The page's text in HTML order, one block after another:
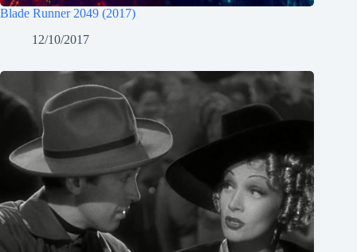
Blade Runner 2049 (2017)
12/10/2017